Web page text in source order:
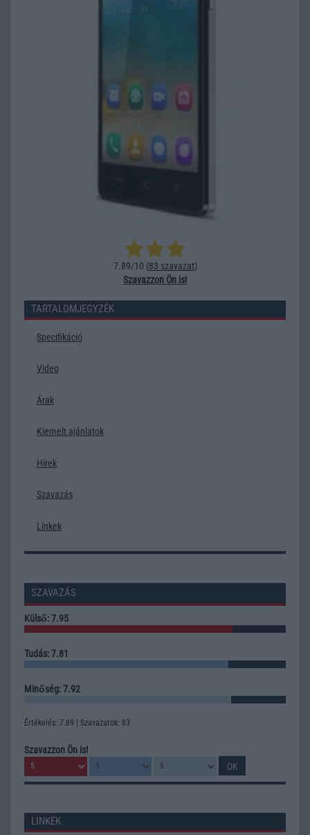
7.89/10 (83 szavazat)
Szavazzon Ön is!
TARTALOMJEGYZÉK
Specifikáció
Video
Árak
Kiemelt ajánlatok
Hírek
Szavazás
Linkek
SZAVAZÁS
Külső: 7.95
Tudás: 7.81
Minőség: 7.92
Értékelés: 7.89 | Szavazatok: 83
Szavazzon Ön is!
LINKEK